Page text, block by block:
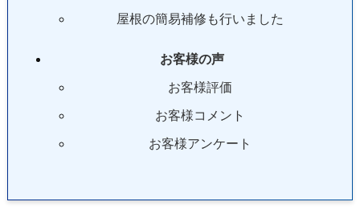
屋根の簡易補修も行いました
お客様の声
お客様評価
お客様コメント
お客様アンケート